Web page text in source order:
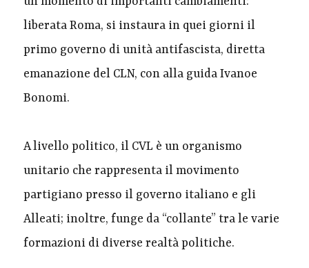
liberata Roma, si instaura in quei giorni il
primo governo di unità antifascista, diretta
emanazione del CLN, con alla guida Ivanoe
Bonomi.
A livello politico, il CVL è un organismo
unitario che rappresenta il movimento
partigiano presso il governo italiano e gli
Alleati; inoltre, funge da “collante” tra le varie
formazioni di diverse realtà politiche.